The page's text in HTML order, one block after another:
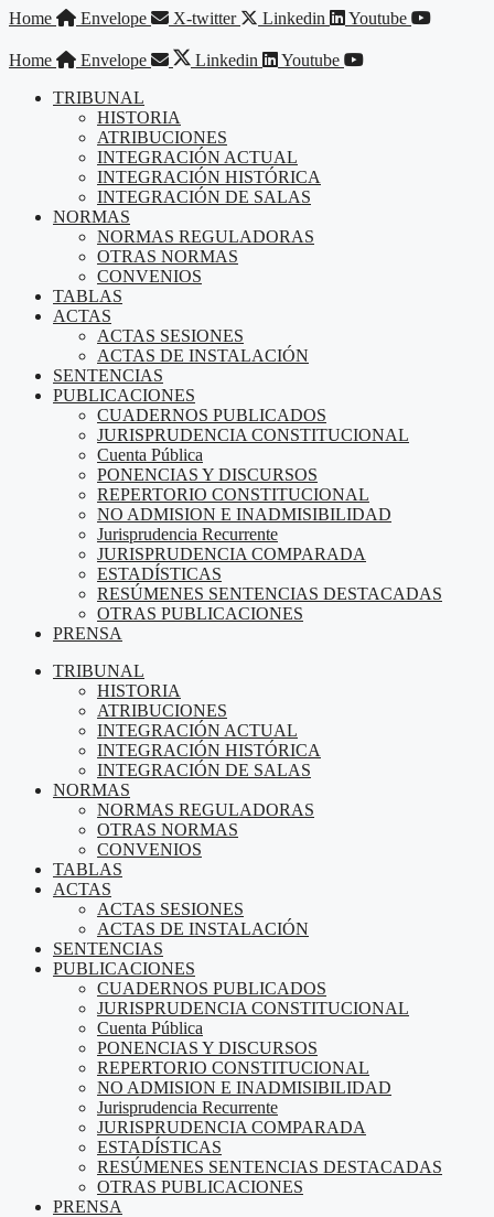
Saltar
contenido
Home Envelope X-twitter Linkedin Youtube
Home Envelope Linkedin
Youtube
TRIBUNAL
HISTORIA
ATRIBUCIONES
INTEGRACIÓN ACTUAL
INTEGRACIÓN HISTÓRICA
INTEGRACIÓN DE SALAS
NORMAS
NORMAS REGULADORAS
OTRAS NORMAS
CONVENIOS
TABLAS
ACTAS
ACTAS SESIONES
ACTAS DE INSTALACIÓN
SENTENCIAS
PUBLICACIONES
CUADERNOS PUBLICADOS
JURISPRUDENCIA CONSTITUCIONAL
Cuenta Pública
PONENCIAS Y DISCURSOS
REPERTORIO CONSTITUCIONAL
NO ADMISION E INADMISIBILIDAD
Jurisprudencia Recurrente
JURISPRUDENCIA COMPARADA
ESTADÍSTICAS
RESÚMENES SENTENCIAS DESTACADAS
OTRAS PUBLICACIONES
PRENSA
TRIBUNAL
HISTORIA
ATRIBUCIONES
INTEGRACIÓN ACTUAL
INTEGRACIÓN HISTÓRICA
INTEGRACIÓN DE SALAS
NORMAS
NORMAS REGULADORAS
OTRAS NORMAS
CONVENIOS
TABLAS
ACTAS
ACTAS SESIONES
ACTAS DE INSTALACIÓN
SENTENCIAS
PUBLICACIONES
CUADERNOS PUBLICADOS
JURISPRUDENCIA CONSTITUCIONAL
Cuenta Pública
PONENCIAS Y DISCURSOS
REPERTORIO CONSTITUCIONAL
NO ADMISION E INADMISIBILIDAD
Jurisprudencia Recurrente
JURISPRUDENCIA COMPARADA
ESTADÍSTICAS
RESÚMENES SENTENCIAS DESTACADAS
OTRAS PUBLICACIONES
PRENSA